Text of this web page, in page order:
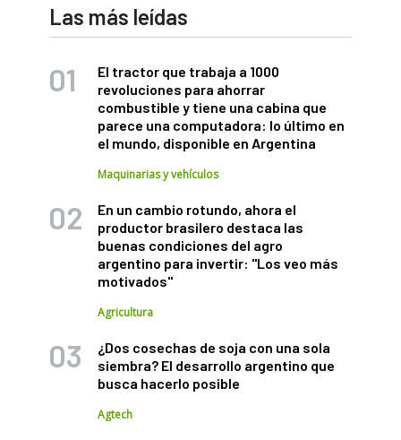
Las más leídas
El tractor que trabaja a 1000
revoluciones para ahorrar
combustible y tiene una cabina que
parece una computadora: lo último en
el mundo, disponible en Argentina
Maquinarias y vehículos
En un cambio rotundo, ahora el
productor brasilero destaca las
buenas condiciones del agro
argentino para invertir: "Los veo más
motivados"
Agricultura
¿Dos cosechas de soja con una sola
siembra? El desarrollo argentino que
busca hacerlo posible
Agtech